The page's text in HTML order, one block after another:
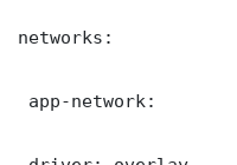
networks:
app-network: